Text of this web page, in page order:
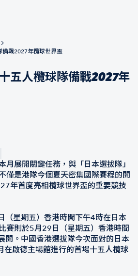
備戰2027年欖球世界盃
五人欖球隊備戰2027年
月展開關鍵任務，與「日本選拔隊」
僅是港隊今個夏天密集國際賽程的開
年首度亮相欖球世界盃的重要競技
（星期五）香港時間下午4時在日本
賽則於5月29日（星期五）香港時間
開。中國香港選拔隊今次面對的日本
啟德主場館進行的首場十五人欖球